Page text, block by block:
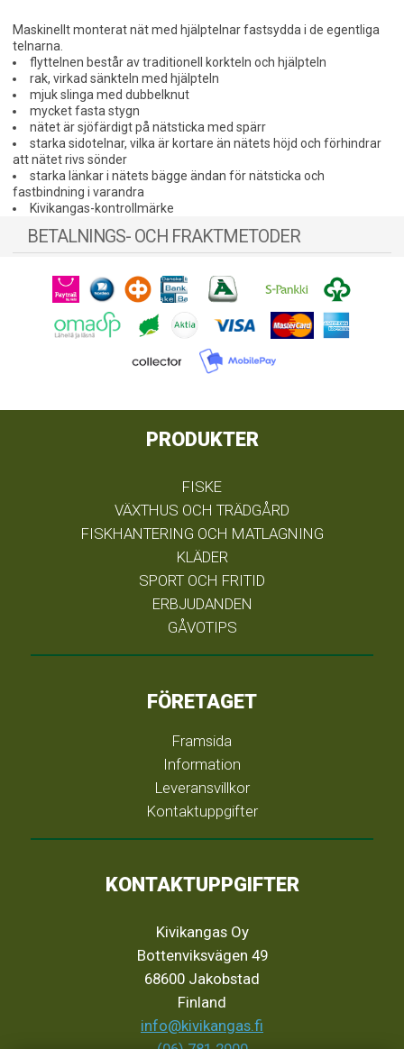
Maskinellt monterat nät med hjälptelnar fastsydda i de egentliga
telnarna.
flyttelnen består av traditionell korkteln och hjälpteln
rak, virkad sänkteln med hjälpteln
mjuk slinga med dubbelknut
mycket fasta stygn
nätet är sjöfärdigt på nätsticka med spärr
starka sidotelnar, vilka är kortare än nätets höjd och förhindrar
att nätet rivs sönder
starka länkar i nätets bägge ändan för nätsticka och
fastbindning i varandra
Kivikangas-kontrollmärke
BETALNINGS- OCH FRAKTMETODER
PRODUKTER
FISKE
VÄXTHUS OCH TRÄDGÅRD
FISKHANTERING OCH MATLAGNING
KLÄDER
SPORT OCH FRITID
ERBJUDANDEN
GÅVOTIPS
FÖRETAGET
Framsida
Information
Leveransvillkor
Kontaktuppgifter
KONTAKTUPPGIFTER
Kivikangas Oy
Bottenviksvägen 49
68600 Jakobstad
Finland
info@kivikangas.fi